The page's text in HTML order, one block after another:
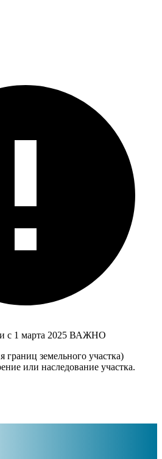
с 1 марта 2025 ВАЖНО
границ земельного участка)
или наследование участка.